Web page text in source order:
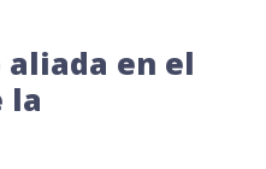
aliada en el
la